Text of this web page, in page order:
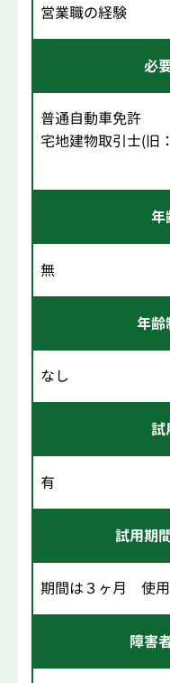
営業職の経験
必
普通自動車免許
宅地建物取引士(旧
年
無
年齢
なし
試
有
試用期
期間は３ヶ月 使用
障害